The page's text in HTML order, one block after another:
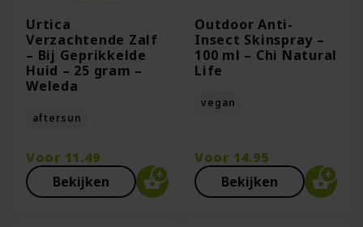
Urtica
Verzachtende Zalf
– Bij Geprikkelde
Huid – 25 gram –
Weleda
aftersun
Voor 11.49
Bekijken
Outdoor Anti-
Insect Skinspray –
100 ml – Chi Natural
Life
vegan
Voor 14.95
Bekijken